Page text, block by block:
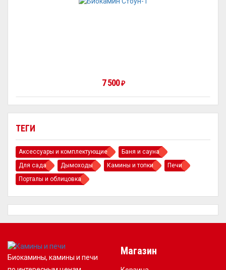
ТЕГИ
Аксессуары и комплектующие
Баня и сауна
Для сада
Дымоходы Камины и топки
Печи
Порталы и облицовка
7 500₽
Биокамины, камины и печи
Магазин